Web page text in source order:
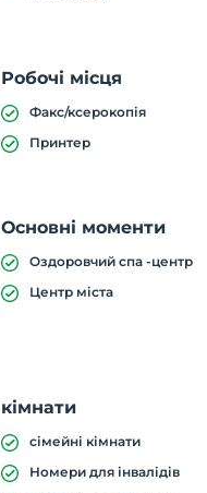
Робочі місця
Факс/ксерокопія
Принтер
Основні моменти
Оздоровчий спа -центр
Центр міста
кімнати
сімейні кімнати
Номери для інвалідів